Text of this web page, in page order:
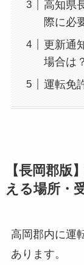
高知県
際に必
更新通
場合は
運転免
【長岡郡版
える場所・
高岡郡内に運
あります。